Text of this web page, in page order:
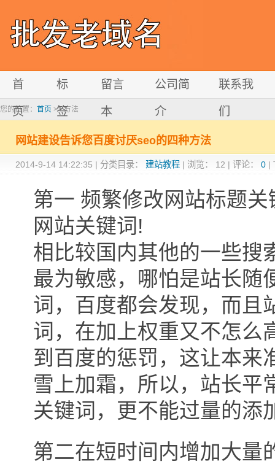
首
页
标
签
留言
本
公司简
介
联系我
们
您的位置： 首页 >> 方法
网站建设告诉您百度讨厌seo的四种方法
2014-9-14 14:22:35 | 分类目录： 建站教程 | 浏览： 12 | 评论： 0 |
第一 频繁修改网站标题
网站关键词!
相比较国内其他的一些搜
最为敏感，哪怕是站长随
词，百度都会发现，而且
词，在加上权重又不怎么
到百度的惩罚，这让本来
雪上加霜，所以，站长平
关键词，更不能过量的添
第二在短时间内增加大量